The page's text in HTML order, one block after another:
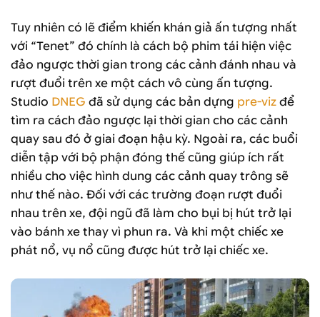
Tuy nhiên có lẽ điểm khiến khán giả ấn tượng nhất
với “Tenet” đó chính là cách bộ phim tái hiện việc
đảo ngược thời gian trong các cảnh đánh nhau và
rượt đuổi trên xe một cách vô cùng ấn tượng.
Studio DNEG đã sử dụng các bản dựng pre-viz để
tìm ra cách đảo ngược lại thời gian cho các cảnh
quay sau đó ở giai đoạn hậu kỳ. Ngoài ra, các buổi
diễn tập với bộ phận đóng thế cũng giúp ích rất
nhiều cho việc hình dung các cảnh quay trông sẽ
như thế nào. Đối với các trường đoạn rượt đuổi
nhau trên xe, đội ngũ đã làm cho bụi bị hút trở lại
vào bánh xe thay vì phun ra. Và khi một chiếc xe
phát nổ, vụ nổ cũng được hút trở lại chiếc xe.